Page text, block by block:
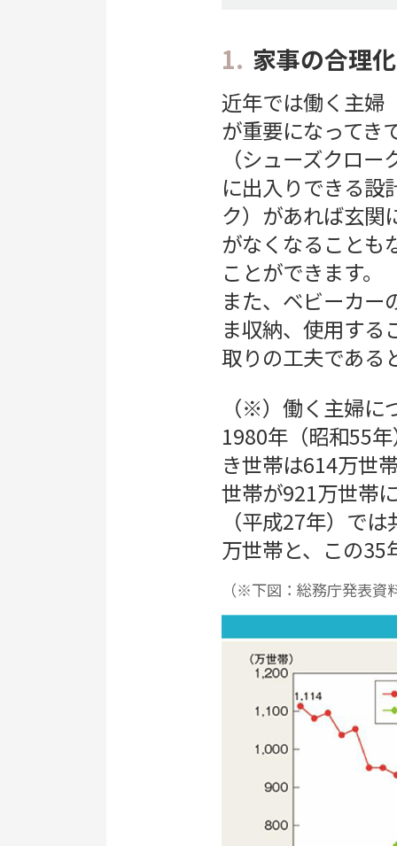
1. 家事の合理
近年では働く主婦
が重要になってき
（シューズクロ
に出入りできる設
ク）があれば玄関
がなくなることも
ことができます。
また、ベビーカー
ま収納、使用する
取りの工夫である
（※）働く主婦に
1980年（昭和55
き世帯は614万世
世帯が921万世帯
（平成27年）で
万世帯と、この35
（※下図：総務庁発表